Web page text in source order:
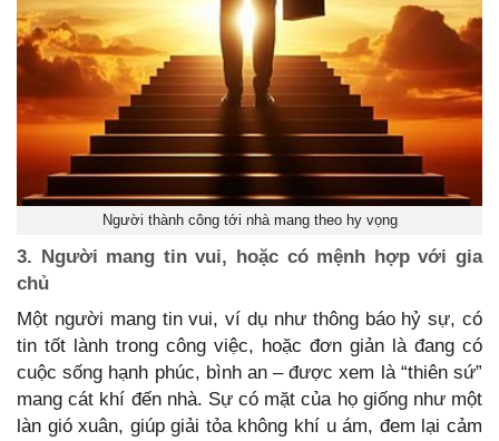
Người thành công tới nhà mang theo hy vọng
3. Người mang tin vui, hoặc có mệnh hợp với gia
chủ
Một người mang tin vui, ví dụ như thông báo hỷ sự, có
tin tốt lành trong công việc, hoặc đơn giản là đang có
cuộc sống hạnh phúc, bình an – được xem là “thiên sứ”
mang cát khí đến nhà. Sự có mặt của họ giống như một
làn gió xuân, giúp giải tỏa không khí u ám, đem lại cảm